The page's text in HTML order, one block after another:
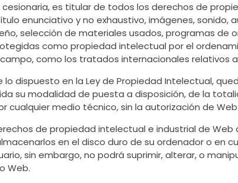
es titular de todos los derechos de
enunciativo y no exhaustivo, imágenes, sonido,
selección de materiales usados, programas de
como propiedad intelectual por el
como los tratados internacionales relativos
lo dispuesto en la Ley de Propiedad Intelectual,
su modalidad de puesta a disposición, de la
cualquier medio técnico, sin la autorización de Web
de propiedad intelectual e industrial de Web
en el disco duro de su ordenador o en
sin embargo, no podrá suprimir, alterar, o
Web.